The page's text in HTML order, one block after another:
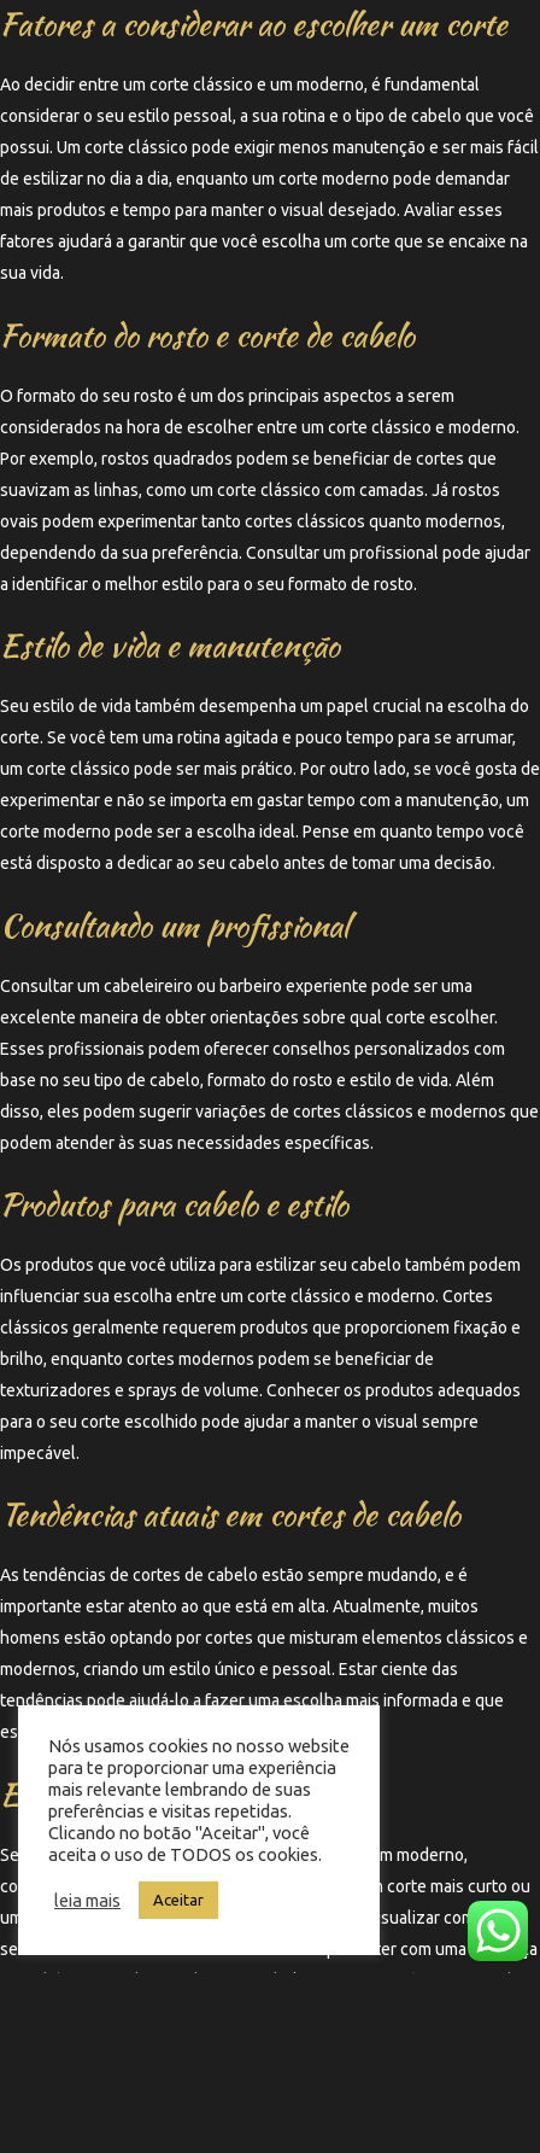
Fatores a considerar ao escolher um corte
Ao decidir entre um corte clássico e um moderno, é fundamental
considerar o seu estilo pessoal, a sua rotina e o tipo de cabelo que você
possui. Um corte clássico pode exigir menos manutenção e ser mais fácil
de estilizar no dia a dia, enquanto um corte moderno pode demandar
mais produtos e tempo para manter o visual desejado. Avaliar esses
fatores ajudará a garantir que você escolha um corte que se encaixe na
sua vida.
Formato do rosto e corte de cabelo
O formato do seu rosto é um dos principais aspectos a serem
considerados na hora de escolher entre um corte clássico e moderno.
Por exemplo, rostos quadrados podem se beneficiar de cortes que
suavizam as linhas, como um corte clássico com camadas. Já rostos
ovais podem experimentar tanto cortes clássicos quanto modernos,
dependendo da sua preferência. Consultar um profissional pode ajudar
a identificar o melhor estilo para o seu formato de rosto.
Estilo de vida e manutenção
Seu estilo de vida também desempenha um papel crucial na escolha do
corte. Se você tem uma rotina agitada e pouco tempo para se arrumar,
um corte clássico pode ser mais prático. Por outro lado, se você gosta de
experimentar e não se importa em gastar tempo com a manutenção, um
corte moderno pode ser a escolha ideal. Pense em quanto tempo você
está disposto a dedicar ao seu cabelo antes de tomar uma decisão.
Consultando um profissional
Consultar um cabeleireiro ou barbeiro experiente pode ser uma
excelente maneira de obter orientações sobre qual corte escolher.
Esses profissionais podem oferecer conselhos personalizados com
base no seu tipo de cabelo, formato do rosto e estilo de vida. Além
disso, eles podem sugerir variações de cortes clássicos e modernos que
podem atender às suas necessidades específicas.
Produtos para cabelo e estilo
Os produtos que você utiliza para estilizar seu cabelo também podem
influenciar sua escolha entre um corte clássico e moderno. Cortes
clássicos geralmente requerem produtos que proporcionem fixação e
brilho, enquanto cortes modernos podem se beneficiar de
texturizadores e sprays de volume. Conhecer os produtos adequados
para o seu corte escolhido pode ajudar a manter o visual sempre
impecável.
Tendências atuais em cortes de cabelo
As tendências de cortes de cabelo estão sempre mudando, e é
importante estar atento ao que está em alta. Atualmente, muitos
homens estão optando por cortes que misturam elementos clássicos e
modernos, criando um estilo único e pessoal. Estar ciente das
tendências pode ajudá-lo a fazer uma escolha mais informada e que
esteja alinhada com o que está na moda.
Experimente antes de decidir
Se você está em dúvida entre um corte clássico e um moderno,
considere fazer uma mudança temporária, como um corte mais curto ou
uma leve alteração no estilo. Isso pode ajudá-lo a visualizar como você
se sente com o novo visual antes de se comprometer com uma mudança
Nós usamos cookies no nosso website
para te proporcionar uma experiência
mais relevante lembrando de suas
preferências e visitas repetidas.
Clicando no botão "Aceitar", você
aceita o uso de TODOS os cookies.
leia mais Aceitar